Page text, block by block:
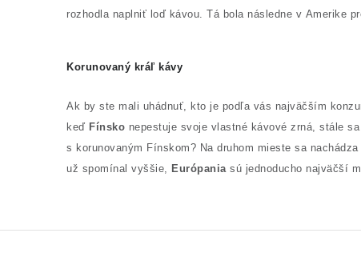
rozhodla naplniť loď kávou. Tá bola následne v Amerike
Korunovaný kráľ kávy
Ak by ste mali uhádnuť, kto je podľa vás najväčším
keď Fínsko nepestuje svoje vlastné kávové zrná, stále
s korunovaným Fínskom? Na druhom mieste sa nachádza
už spomínal vyššie, Európaniasú jednoducho najväčší